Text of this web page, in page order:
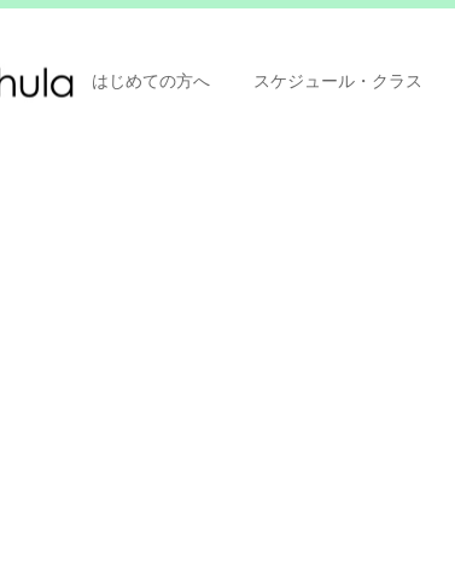
はじめての方へ スケジュール・クラス